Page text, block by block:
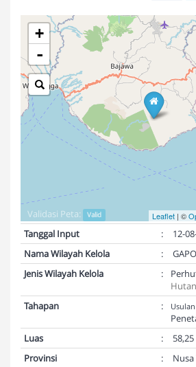
+
-
Leaflet | ©
Validasi Peta: Valid
Tanggal Input :
12-
Nama Wilayah Kelola
:
Jenis Wilayah Kelola
:
Tahapan
: Usulan
Luas
:
Provinsi
: